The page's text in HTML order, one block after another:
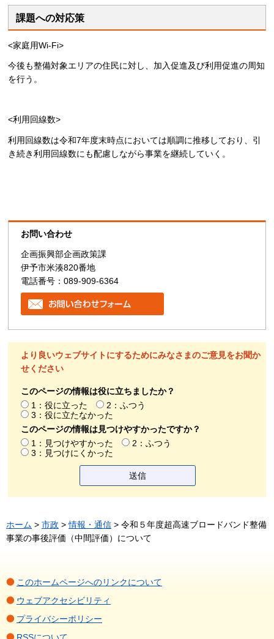
課題への対応策
<家庭用Wi-Fi>
今後も整備対象エリアの住民に対し、加入促進及び利用促進の周知
を行う。
<利用回線数>
利用回線数は令和7年度末時点においては順調に推移しており、引
き続き利用回線数にも配慮しながら事業を継続していく。
お問い合わせ
企画振興部企画政策課
伊予市米湊820番地
電話番号：089-909-6364
より良いウェブサイトにするためにみなさまのご意見をお聞か
せください
このページの情報は役に立ちましたか？
1：役に立った
2：ふつう
3：役に立たなかった
このページの情報は見つけやすかったですか？
1：見つけやすかった
2：ふつう
3：見つけにくかった
ホーム > 市政 >情報・通信 > 令和５年度超高速ブロードバンド整備
事業の事後評価（中間評価）について
このホームページへのリンクについて
ウェブアクセシビリティ
プライバシーポリシー